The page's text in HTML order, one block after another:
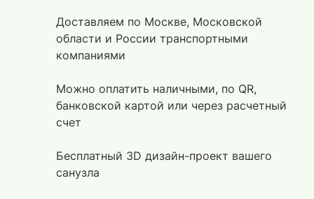
Доставляем по Москве, Московской
области и России транспортными
компаниями
Можно оплатить наличными, по QR,
банковской картой или через расчетный
счет
Бесплатный 3D дизайн-проект вашего
санузла